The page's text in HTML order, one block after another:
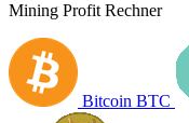
Mining Profit Rechner
Bitcoin BTC